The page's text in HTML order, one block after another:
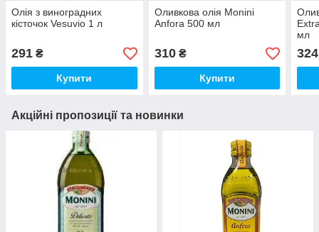
Олія з виноградних
кісточок Vesuvio 1 л
291 ₴
Купити
Оливкова олія Monini
Anfora 500 мл
310₴
Купити
мл
324
Акційні пропозиції та новинки